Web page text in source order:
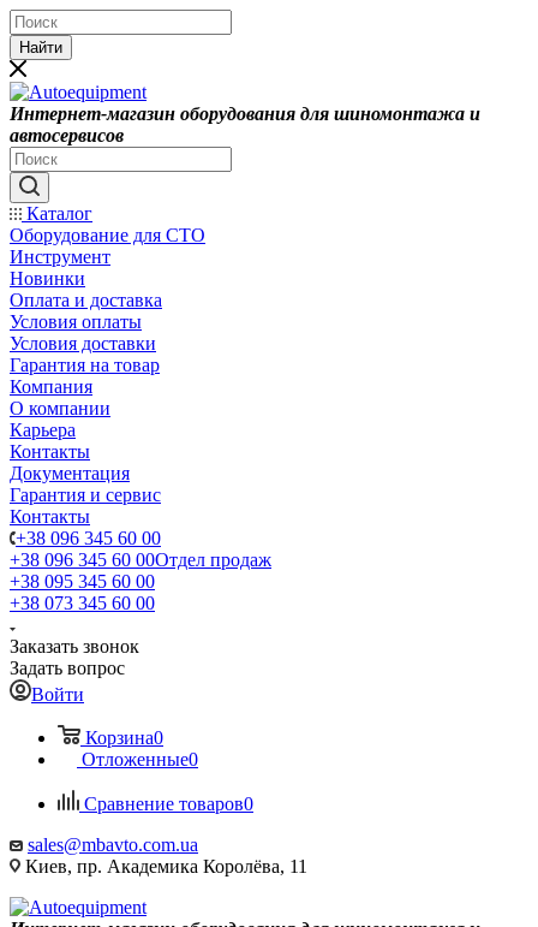
Найти
Интернет-магазин оборудования для шиномонтажа и
автосервисов
Каталог
Оборудование для СТО
Инструмент
Новинки
Оплата и доставка
Условия оплаты
Условия доставки
Гарантия на товар
Компания
О компании
Карьера
Контакты
Документация
Гарантия и сервис
Контакты
+38 096 345 60 00
+38 096 345 60 00Отдел продаж
+38 095 345 60 00
+38 073 345 60 00
Заказать звонок
Задать вопрос
Войти
Корзина0
Отложенные0
Сравнение товаров0
sales@mbavto.com.ua
Киев, пр. Академика Королёва, 11